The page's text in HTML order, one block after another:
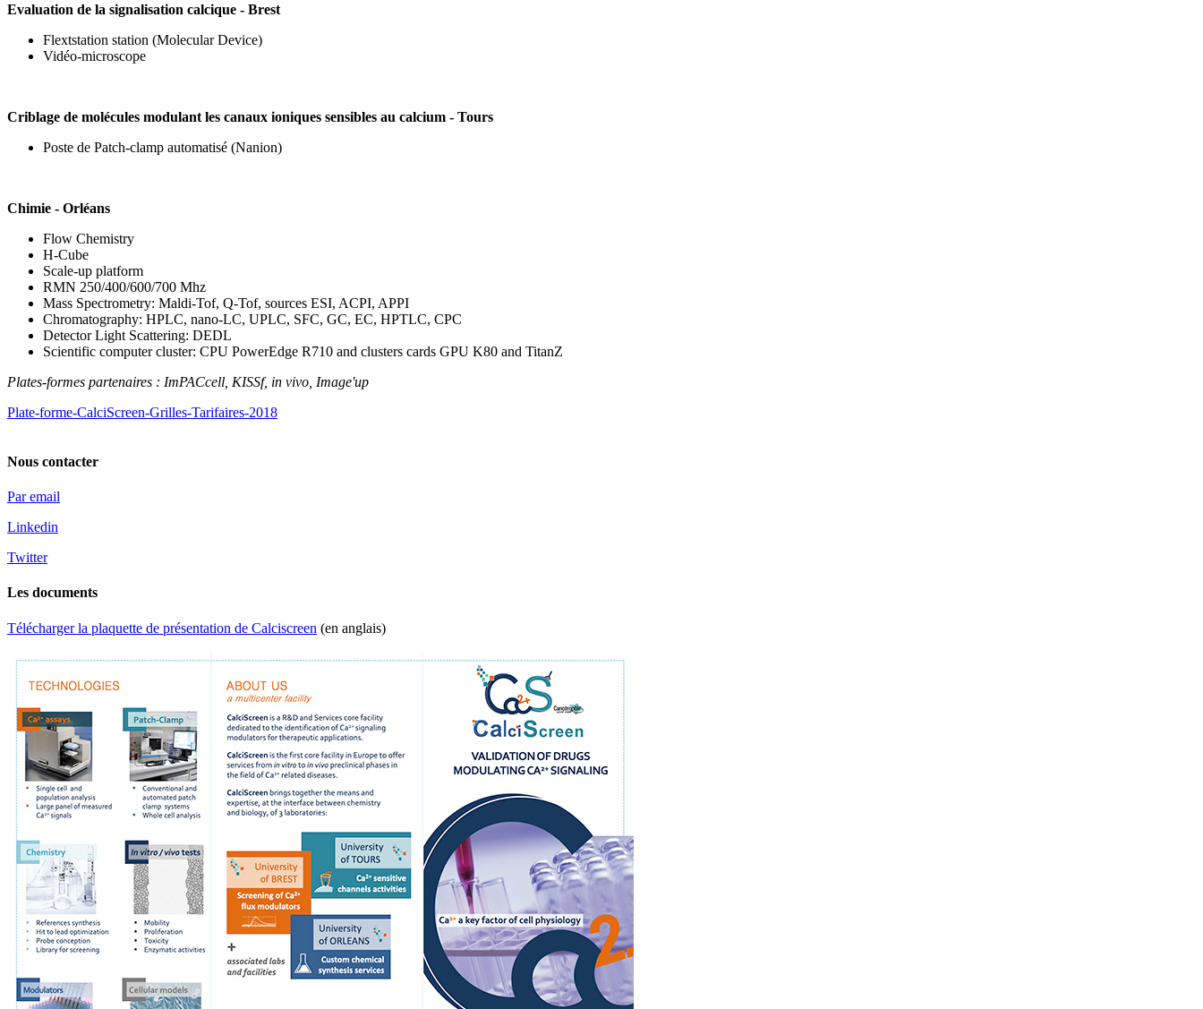
Evaluation de la signalisation calcique - Brest
Flextstation station (Molecular Device)
Vidéo-microscope
Criblage de molécules modulant les canaux ioniques sensibles au calcium - Tours
Poste de Patch-clamp automatisé (Nanion)
Chimie - Orléans
Flow Chemistry
H-Cube
Scale-up platform
RMN 250/400/600/700 Mhz
Mass Spectrometry: Maldi-Tof, Q-Tof, sources ESI, ACPI, APPI
Chromatography: HPLC, nano-LC, UPLC, SFC, GC, EC, HPTLC, CPC
Detector Light Scattering: DEDL
Scientific computer cluster: CPU PowerEdge R710 and clusters cards GPU K80 and TitanZ
Plates-formes partenaires : ImPACcell, KISSf, in vivo, Image'up
Plate-forme-CalciScreen-Grilles-Tarifaires-2018
Nous contacter
Par email
Linkedin
Twitter
Les documents
Télécharger la plaquette de présentation de Calciscreen (en anglais)